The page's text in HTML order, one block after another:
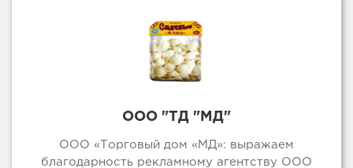
ООО "ТД "МД"
ООО «Торговый дом «МД»: выражаем
благодарность рекламному агентству ООО